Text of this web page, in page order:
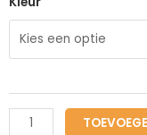
Muse
aantal